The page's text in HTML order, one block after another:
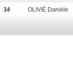
34 OLIVIÉ Danièle